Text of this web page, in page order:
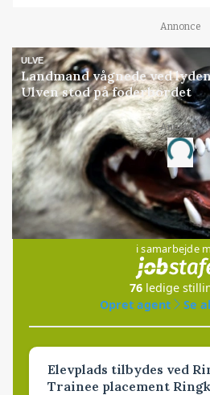
Annonce
ULVE
Landmand vågnede ved
Ulven stod på foderbordet
Annonce
Loading...
Jobs
i samarbejde
76 ledige
Opret agent
Se
Elevplads tilbydes ved
Trainee placement